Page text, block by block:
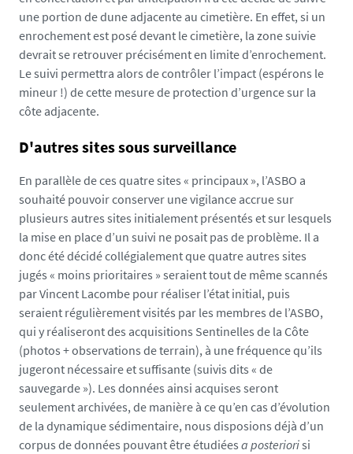
une portion de dune adjacente au cimetière. En effet, si un
enrochement est posé devant le cimetière, la zone suivie
devrait se retrouver précisément en limite d’enrochement.
Le suivi permettra alors de contrôler l’impact (espérons le
mineur !) de cette mesure de protection d’urgence sur la
côte adjacente.
D'autres sites sous surveillance
En parallèle de ces quatre sites « principaux », l’ASBO a
souhaité pouvoir conserver une vigilance accrue sur
plusieurs autres sites initialement présentés et sur lesquels
la mise en place d’un suivi ne posait pas de problème. Il a
donc été décidé collégialement que quatre autres sites
jugés « moins prioritaires » seraient tout de même scannés
par Vincent Lacombe pour réaliser l’état initial, puis
seraient régulièrement visités par les membres de l’ASBO,
qui y réaliseront des acquisitions Sentinelles de la Côte
(photos + observations de terrain), à une fréquence qu’ils
jugeront nécessaire et suffisante (suivis dits « de
sauvegarde »). Les données ainsi acquises seront
seulement archivées, de manière à ce qu’en cas d’évolution
de la dynamique sédimentaire, nous disposions déjà d’un
corpus de données pouvant être étudiées a posteriorisi